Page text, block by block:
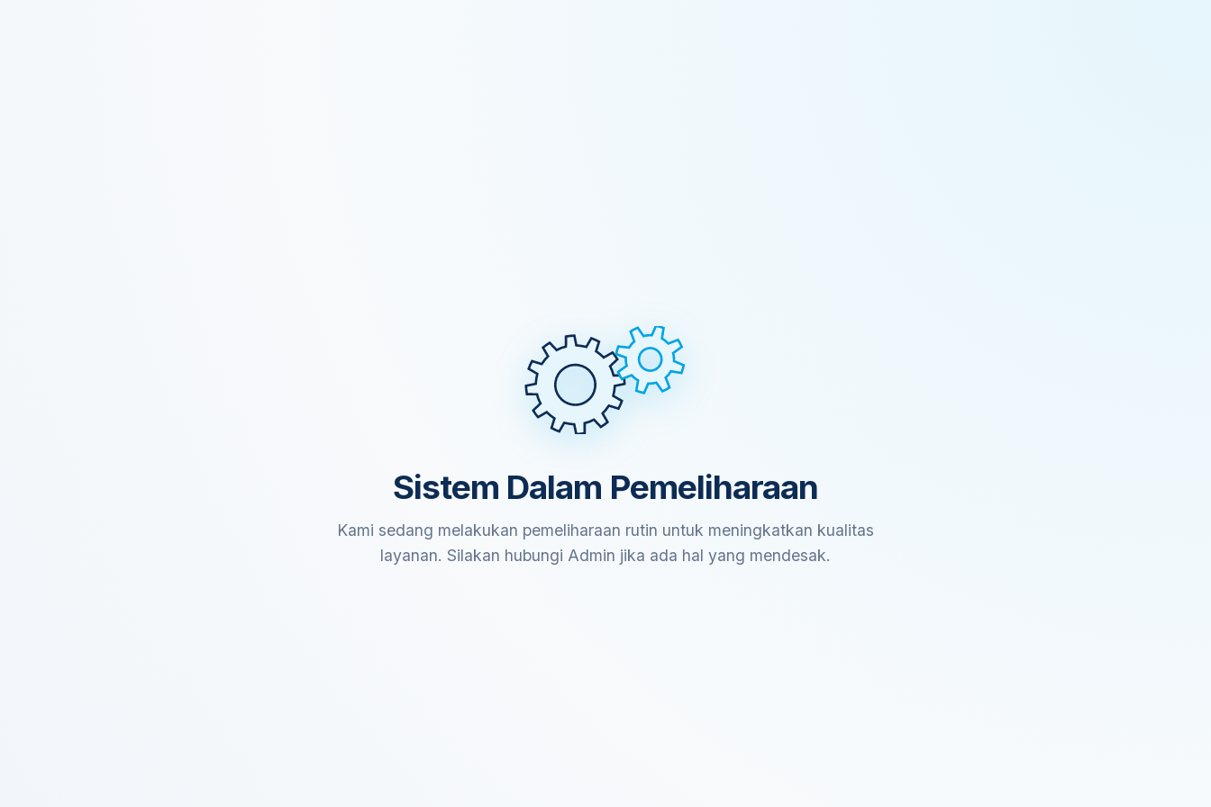
Sistem Dalam Pemeliharaan
Kami sedang melakukan pemeliharaan rutin untuk meningkatkan kualitas
layanan. Silakan hubungi Admin jika ada hal yang mendesak.